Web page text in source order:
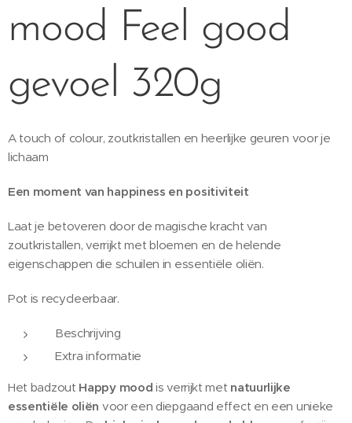
mood Feel good
gevoel 320g
A touch of colour, zoutkristallen en heerlijke geuren voor je
lichaam
Een moment van happiness en positiviteit
Laat je betoveren door de magische kracht van
zoutkristallen, verrijkt met bloemen en de helende
eigenschappen die schuilen in essentiële oliën.
Pot is recycleerbaar.
Beschrijving
Extra informatie
Het badzout Happy mood is verrijkt met natuurlijke
essentiële oliën voor een diepgaand effect en een unieke